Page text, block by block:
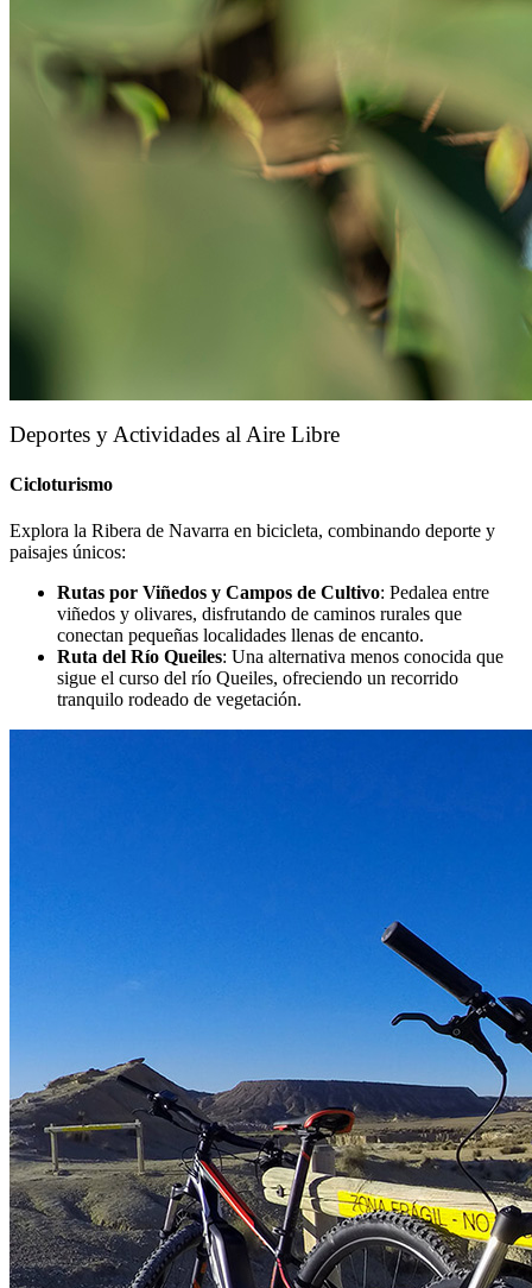
Deportes y Actividades al Aire Libre
Cicloturismo
Explora la Ribera de Navarra en bicicleta, combinando deporte y
paisajes únicos:
Rutas por Viñedos y Campos de Cultivo: Pedalea entre
viñedos y olivares, disfrutando de caminos rurales que
conectan pequeñas localidades llenas de encanto.
Ruta del Río Queiles: Una alternativa menos conocida que
sigue el curso del río Queiles, ofreciendo un recorrido
tranquilo rodeado de vegetación.